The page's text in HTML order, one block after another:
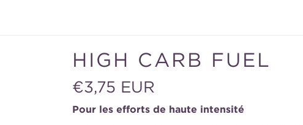
HIGH CARB FUEL
Prix
habituel
€3,75 EUR
Pour les efforts de haute intensité